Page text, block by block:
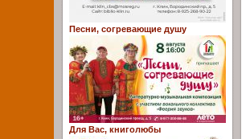
Песни, согревающие душу
Для Вас, книголюбы